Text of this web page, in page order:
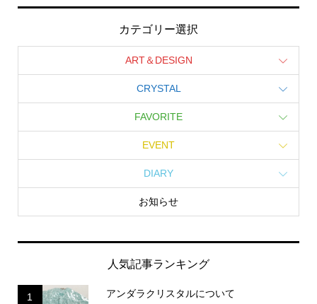
カテゴリー選択
ART＆DESIGN
CRYSTAL
FAVORITE
EVENT
DIARY
お知らせ
人気記事ランキング
1 アンダラクリスタルについて